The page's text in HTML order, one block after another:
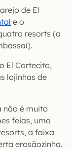
de El
e o
resorts (a
El Cortecito,
lojinhas de
não é muito
feias, uma
a faixa
erosãozinha.